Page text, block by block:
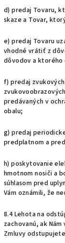
d) predaj Tovaru,
skaze a Tovar,
e) predaj Tovaru
vhodné vrátiť z
dôvodov a ktorého
f) predaj
predávaných v
obalu;
g) predaj
predplatnom a
h) poskytovanie
hmotnom nosiči a
súhlasom pred
Vám oznámili, že
8.4 Lehota na
zachovanú, ak
Zmluvy